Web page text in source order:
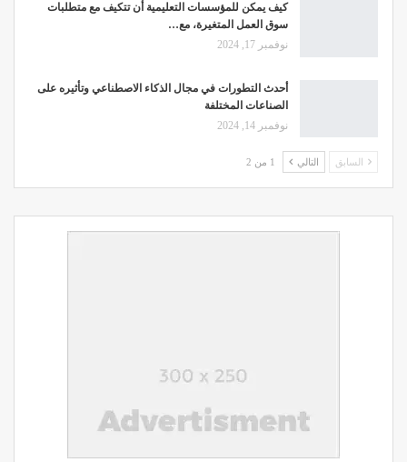
كيف يمكن للمؤسسات التعليمية أن تتكيف مع متطلبات
سوق العمل المتغيرة، مع…
نوفمبر 17, 2024
أحدث التطورات في مجال الذكاء الاصطناعي وتأثيره على
الصناعات المختلفة
نوفمبر 14, 2024
السابق التالي 1 من 2